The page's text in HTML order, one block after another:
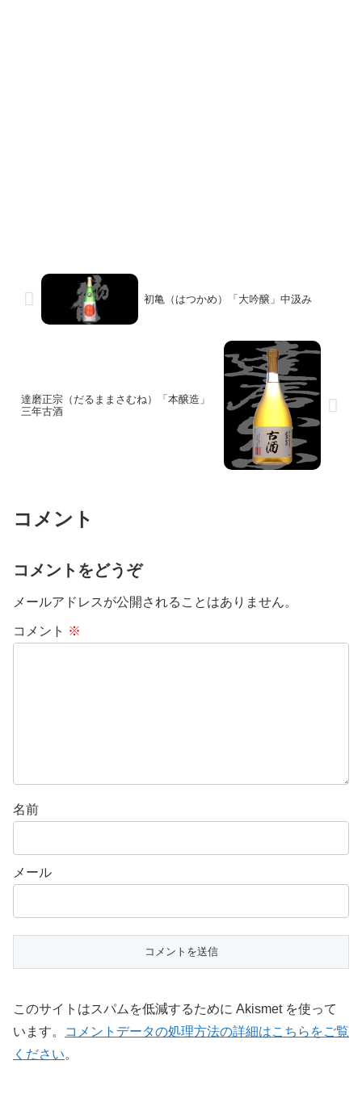
初亀（はつかめ）「大吟醸」中汲み
達磨正宗（だるままさむね）「本醸造」
三年古酒
コメント
コメントをどうぞ
メールアドレスが公開されることはありません。
コメント ※
名前
メール
このサイトはスパムを低減するために Akismet を使って
います。
コメントデータの処理方法の詳細はこちらをご覧
ください。